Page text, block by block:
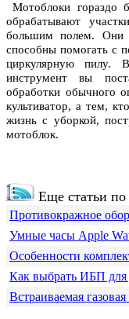
Мотоблоки гораздо
обрабатывают
большим полем. Они
способны помогать с
циркулярную пилу.
инструмент вы
обработки обычного
культиватор, а тем,
жизнь с уборкой,
мотоблок.
Еще статьи по
Противокражное
Умные часы Apple
Особенности
Как выбрать ИБП для
Встраиваемая